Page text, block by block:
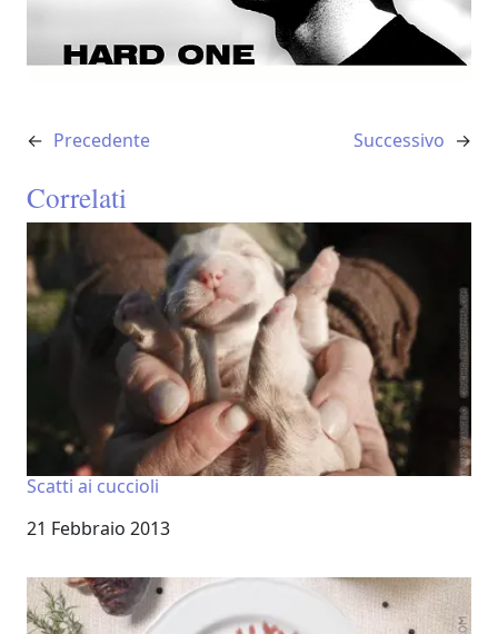
← Precedente Successivo →
Correlati
Scatti ai cuccioli
Data
21 Febbraio 2013